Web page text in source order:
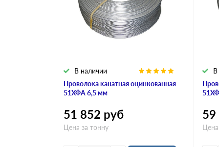
Проволока канатная оцинкованная
51ХФА 6,5 мм
В наличии
51 852 руб
Цена за тонну
В
59